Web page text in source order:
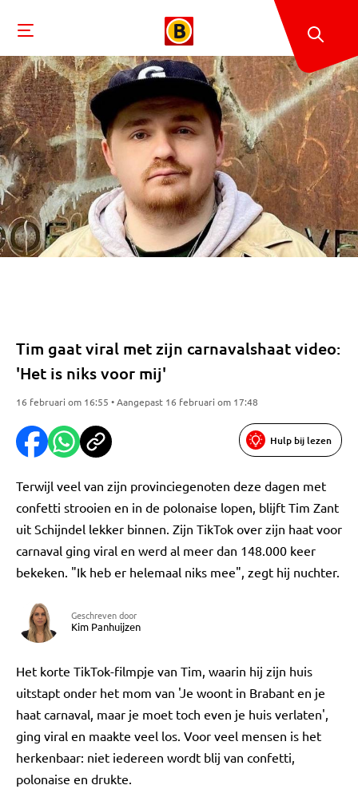
Tim gaat viral met zijn carnavalshaat video:
'Het is niks voor mij'
16 februari om 16:55 • Aangepast 16 februari om 17:48
Hulp bij lezen
Terwijl veel van zijn provinciegenoten deze dagen met
confetti strooien en in de polonaise lopen, blijft Tim Zant
uit Schijndel lekker binnen. Zijn TikTok over zijn haat voor
carnaval ging viral en werd al meer dan 148.000 keer
bekeken. "Ik heb er helemaal niks mee", zegt hij nuchter.
Geschreven door
Kim Panhuijzen
Het korte TikTok-filmpje van Tim, waarin hij zijn huis
uitstapt onder het mom van 'Je woont in Brabant en je
haat carnaval, maar je moet toch even je huis verlaten',
ging viral en maakte veel los. Voor veel mensen is het
herkenbaar: niet iedereen wordt blij van confetti,
polonaise en drukte.